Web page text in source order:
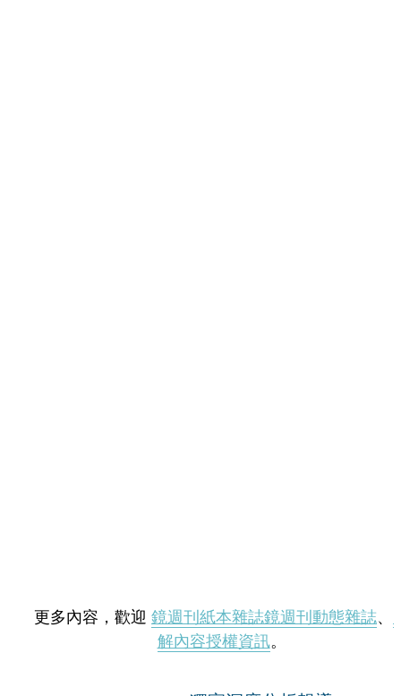
更多內容，歡迎 鏡週刊紙本雜誌鏡週刊動態雜誌、
解內容授權資訊。